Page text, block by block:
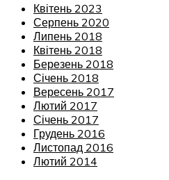
Квітень 2023
Серпень 2020
Липень 2018
Квітень 2018
Березень 2018
Січень 2018
Вересень 2017
Лютий 2017
Січень 2017
Грудень 2016
Листопад 2016
Лютий 2014